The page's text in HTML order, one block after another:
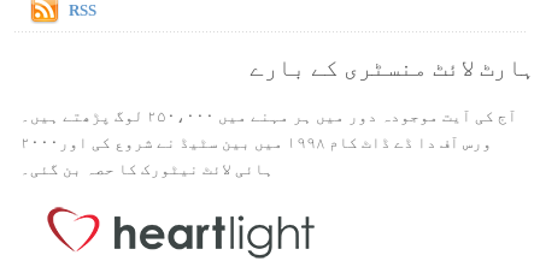
RSS
ہارٹ لائٹ منسٹری کے بارے
آج کی آیت موجودہ دور میں ہر مہنے میں ۲۵۰،۰۰۰ لوگ پڑھتے ہیں۔
ورس آف دا ڈے ڈاٹ کام ۱۹۹۸ میں بین سٹیڈ نے شروع کی اور۲۰۰۰
ہائی لائٹ نیٹورک کا حصہ بن گئی۔